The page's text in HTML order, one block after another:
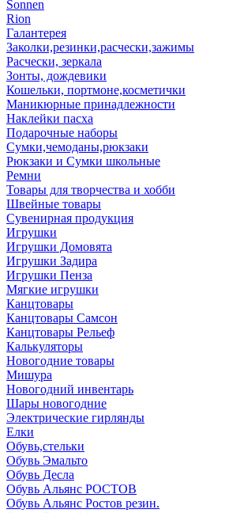
Sonnen
Rion
Галантерея
Заколки,резинки,расчески,зажимы
Расчески, зеркала
Зонты, дождевики
Кошельки, портмоне,косметички
Маникюрные принадлежности
Наклейки пасха
Подарочные наборы
Сумки,чемоданы,рюкзаки
Рюкзаки и Сумки школьные
Ремни
Товары для творчества и хобби
Швейные товары
Сувенирная продукция
Игрушки
Игрушки Домовята
Игрушки Задира
Игрушки Пенза
Мягкие игрушки
Канцтовары
Канцтовары Самсон
Канцтовары Рельеф
Калькуляторы
Новогодние товары
Мишура
Новогодний инвентарь
Шары новогодние
Электрические гирлянды
Елки
Обувь,стельки
Обувь Эмальто
Обувь Десла
Обувь Альянс РОСТОВ
Обувь Альянс Ростов резин.